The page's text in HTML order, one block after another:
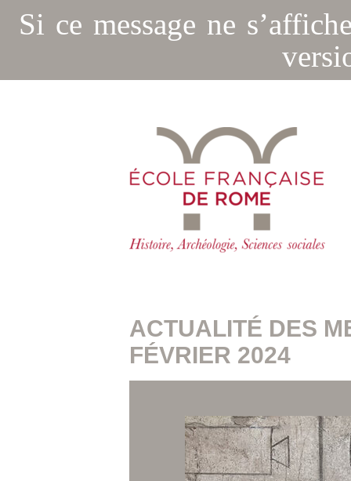
Si ce message ne
ACTUALITÉ DES
FÉVRIER 2024